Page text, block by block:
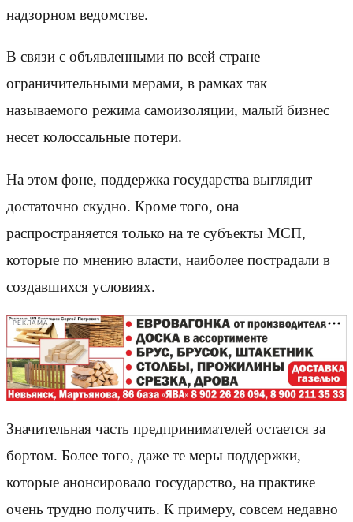
надзорном ведомстве.
В связи с объявленными по всей стране
ограничительными мерами, в рамках так
называемого режима самоизоляции, малый бизнес
несет колоссальные потери.
На этом фоне, поддержка государства выглядит
достаточно скудно. Кроме того, она
распространяется только на те субъекты МСП,
которые по мнению власти, наиболее пострадали в
создавшихся условиях.
РЕКЛАМА
Значительная часть предпринимателей остается за
бортом. Более того, даже те меры поддержки,
которые анонсировало государство, на практике
очень трудно получить. К примеру, совсем недавно